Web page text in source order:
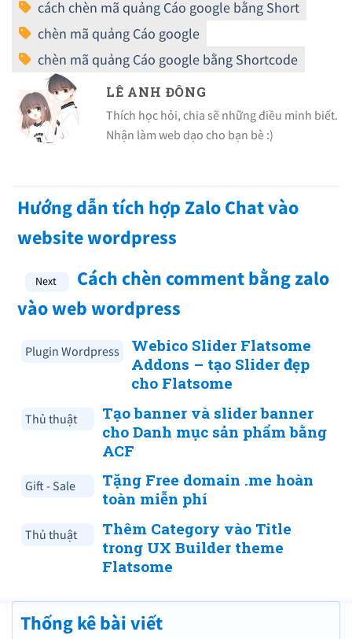
LÊ ANH ĐÔNG
Thích học hỏi, chia sẽ những điều minh biết.
Nhận làm web dạo cho bạn bè :)
Hướng dẫn tích hợp Zalo Chat vào
website wordpress
Cách chèn comment bằng zalo
vào web wordpress
Plugin Wordpress
Webico Slider Flatsome
Addons – tạo Slider đẹp
cho Flatsome
Thủ thuật
Tạo banner và slider banner
cho Danh mục sản phẩm bằng
ACF
Gift - Sale
Tặng Free domain .me hoàn
toàn miễn phí
Thủ thuật
Thêm Category vào Title
trong UX Builder theme
Flatsome
Thống kê bài viết